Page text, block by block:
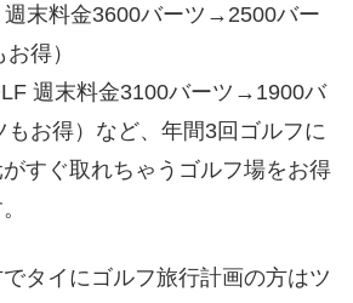
週末料金3600バーツ→2500バー
得）
週末料金3100バーツ→1900バ
もお得）など、年間3回ゴルフに
すぐ取れちゃうゴルフ場をお得
タイにゴルフ旅行計画の方はツ